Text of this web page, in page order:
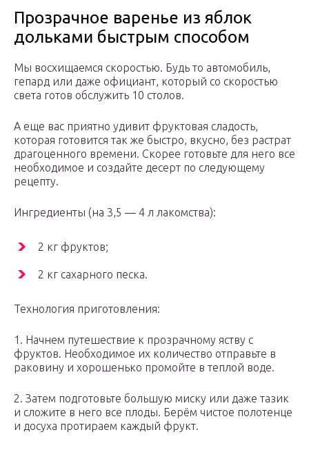
Прозрачное варенье из яблок
дольками быстрым способом
Мы восхищаемся скоростью. Будь то автомобиль,
гепард или даже официант, который со скоростью
света готов обслужить 10 столов.
А еще вас приятно удивит фруктовая сладость,
которая готовится так же быстро, вкусно, без растрат
драгоценного времени. Скорее готовьте для него все
необходимое и создайте десерт по следующему
рецепту.
Ингредиенты (на 3,5 — 4 л лакомства):
2 кг фруктов;
2 кг сахарного песка.
Технология приготовления:
1. Начнем путешествие к прозрачному яству с
фруктов. Необходимое их количество отправьте в
раковину и хорошенько промойте в теплой воде.
2. Затем подготовьте большую миску или даже тазик
и сложите в него все плоды. Берём чистое полотенце
и досуха протираем каждый фрукт.